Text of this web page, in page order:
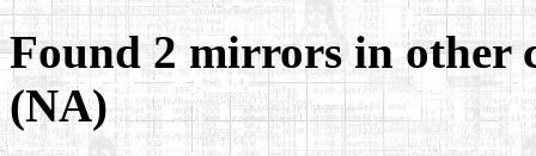
Found 2 mirrors in other
(NA)